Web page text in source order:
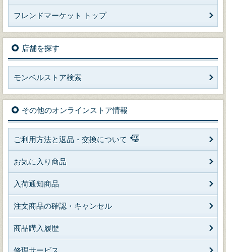
フレンドマーケット トップ
店舗を探す
モンベルストア検索
その他のオンラインストア情報
ご利用方法と返品・交換について
お気に入り商品
入荷通知商品
注文商品の確認・キャンセル
商品購入履歴
修理サービス